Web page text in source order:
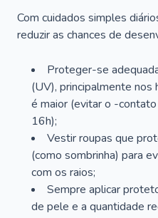
Com cuidados simples
reduzir as chances de
Proteger-se
(UV), principalmente nos
é maior (evitar o -
16h);
Vestir roupas que
(como sombrinha) para
com os raios;
Sempre aplicar
de pele e a quantidade